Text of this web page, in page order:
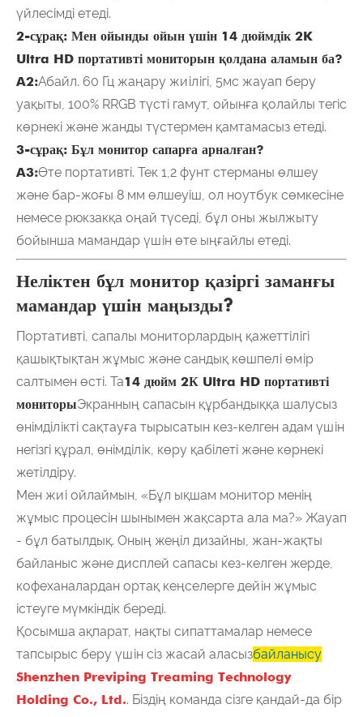
үйлесімді етеді.
2-сұрақ: Мен ойынды ойын үшін 14 дюймдік 2K
Ultra HD портативті мониторын қолдана аламын ба?
A2:Абайл. 60 Гц жаңару жиілігі, 5мс жауап беру
уақыты, 100% RRGB түсті гамут, ойынға қолайлы тегіс
көрнекі және жанды түстермен қамтамасыз етеді.
3-сұрақ: Бұл монитор сапарға арналған?
A3:Өте портативті. Тек 1,2 фунт стерманы өлшеу
және бар-жоғы 8 мм өлшеуіш, ол ноутбук сөмкесіне
немесе рюкзакқа оңай түседі, бұл оны жылжыту
бойынша мамандар үшін өте ыңғайлы етеді.
Неліктен бұл монитор қазіргі заманғы
мамандар үшін маңызды?
Портативті, сапалы мониторлардың қажеттілігі
қашықтықтан жұмыс және сандық көшпелі өмір
салтымен өсті. Та14 дюйм 2К Ultra HD портативті
мониторыЭкранның сапасын құрбандыққа шалусыз
өнімділікті сақтауға тырысатын кез-келген адам үшін
негізгі құрал, өнімділік, көру қабілеті және көрнекі
жетілдіру.
Мен жиі ойлаймын, «Бұл ықшам монитор менің
жұмыс процесін шынымен жақсарта ала ма?» Жауап
- бұл батылдық. Оның жеңіл дизайны, жан-жақты
байланыс және дисплей сапасы кез-келген жерде,
кофеханалардан ортақ кеңселерге дейін жұмыс
істеуге мүмкіндік береді.
Қосымша ақпарат, нақты сипаттамалар немесе
тапсырыс беру үшін сіз жасай аласызбайланысу
Shenzhen Previping Treaming Technology
Holding Co., Ltd.. Біздің команда сізге қандай-да бір